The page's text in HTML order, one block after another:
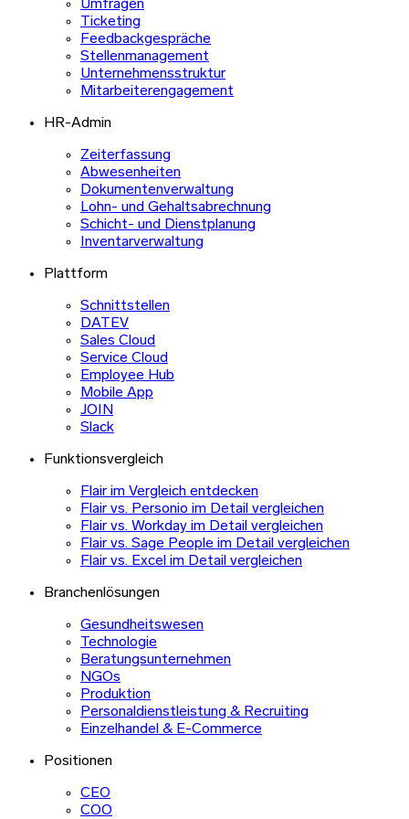
Umfragen
Ticketing
Feedbackgespräche
Stellenmanagement
Unternehmensstruktur
Mitarbeiterengagement
HR-Admin
Zeiterfassung
Abwesenheiten
Dokumentenverwaltung
Lohn- und Gehaltsabrechnung
Schicht- und Dienstplanung
Inventarverwaltung
Plattform
Schnittstellen
DATEV
Sales Cloud
Service Cloud
Employee Hub
Mobile App
JOIN
Slack
Funktionsvergleich
Flair im Vergleich entdecken
Flair vs. Personio im Detail vergleichen
Flair vs. Workday im Detail vergleichen
Flair vs. Sage People im Detail vergleichen
Flair vs. Excel im Detail vergleichen
Branchenlösungen
Gesundheitswesen
Technologie
Beratungsunternehmen
NGOs
Produktion
Personaldienstleistung & Recruiting
Einzelhandel & E-Commerce
Positionen
CEO
COO